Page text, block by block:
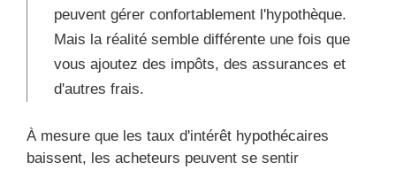
peuvent gérer confortablement l'hypothèque.
Mais la réalité semble différente une fois que
vous ajoutez des impôts, des assurances et
d'autres frais.
À mesure que les taux d'intérêt hypothécaires
baissent, les acheteurs peuvent se sentir